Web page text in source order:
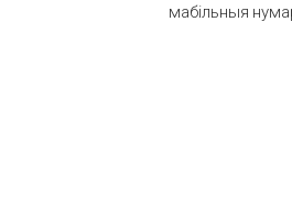
мабільныя